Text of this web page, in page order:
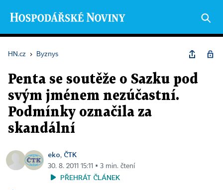
HN.cz › Byznys
Penta se soutěže o Sazku pod
svým jménem nezúčastní.
Podmínky označila za
skandální
eko, ČTK
30. 8. 2011 15:11 ▪ 3 min. čtení
PŘEHRÁT ČLÁNEK